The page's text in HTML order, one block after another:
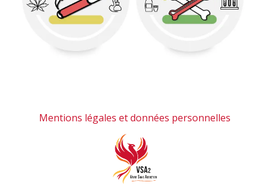
Mentions légales et données personnelles